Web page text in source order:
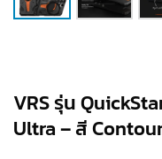
VRS รุ่น
Ultra – สี